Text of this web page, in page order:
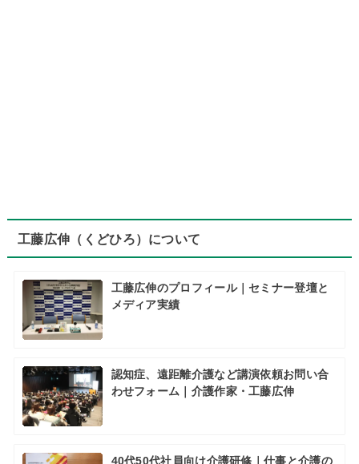
工藤広伸（くどひろ）について
工藤広伸のプロフィール｜セミナー登壇と
メディア実績
認知症、遠距離介護など講演依頼お問い合
わせフォーム｜介護作家・工藤広伸
40代50代社員向け介護研修｜仕事と介護の